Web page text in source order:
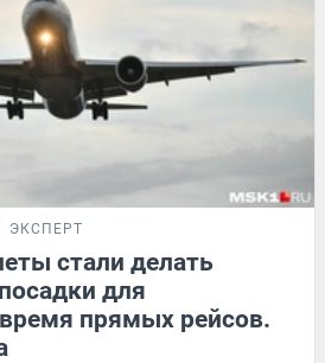
ЭКСПЕРТ
стали делать
для
прямых рейсов.